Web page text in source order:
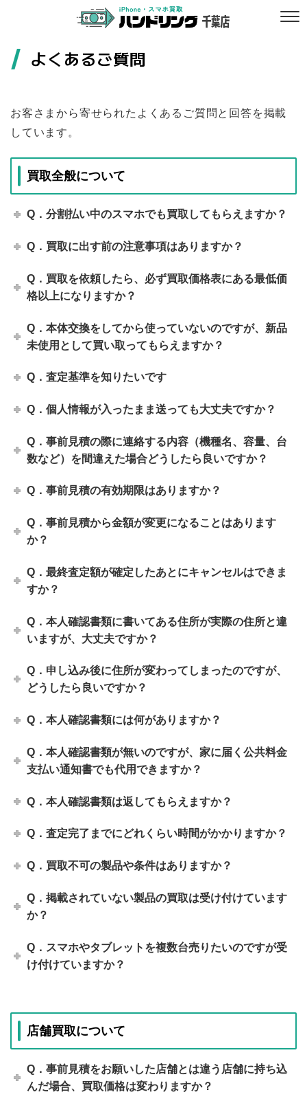
よくあるご質問
お客さまから寄せられたよくあるご質問と回答を掲載
しています。
買取全般について
Q．分割払い中のスマホでも買取してもらえますか？
Q．買取に出す前の注意事項はありますか？
Q．買取を依頼したら、必ず買取価格表にある最低価
格以上になりますか？
Q．本体交換をしてから使っていないのですが、新品
未使用として買い取ってもらえますか？
Q．査定基準を知りたいです
Q．個人情報が入ったまま送っても大丈夫ですか？
Q．事前見積の際に連絡する内容（機種名、容量、台
数など）を間違えた場合どうしたら良いですか？
Q．事前見積の有効期限はありますか？
Q．事前見積から金額が変更になることはあります
か？
Q．最終査定額が確定したあとにキャンセルはできま
すか？
Q．本人確認書類に書いてある住所が実際の住所と違
いますが、大丈夫ですか？
Q．申し込み後に住所が変わってしまったのですが、
どうしたら良いですか？
Q．本人確認書類には何がありますか？
Q．本人確認書類が無いのですが、家に届く公共料金
支払い通知書でも代用できますか？
Q．本人確認書類は返してもらえますか？
Q．査定完了までにどれくらい時間がかかりますか？
Q．買取不可の製品や条件はありますか？
Q．掲載されていない製品の買取は受け付けています
か？
Q．スマホやタブレットを複数台売りたいのですが受
け付けていますか？
店舗買取について
Q．事前見積をお願いした店舗とは違う店舗に持ち込
んだ場合、買取価格は変わりますか？